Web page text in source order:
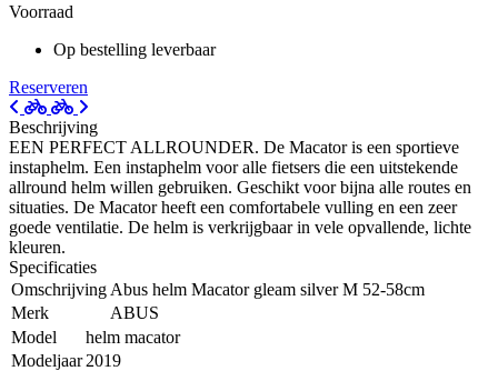
Voorraad
Op bestelling leverbaar
Reserveren
Beschrijving
EEN PERFECT ALLROUNDER. De Macator is een sportieve
instaphelm. Een instaphelm voor alle fietsers die een uitstekende
allround helm willen gebruiken. Geschikt voor bijna alle routes en
situaties. De Macator heeft een comfortabele vulling en een zeer
goede ventilatie. De helm is verkrijgbaar in vele opvallende, lichte
kleuren.
Specificaties
Omschrijving Abus helm Macator gleam silver M 52-58cm
Merk
ABUS
Model
helm macator
Modeljaar 2019